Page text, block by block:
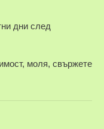
дни след
моля, свържете